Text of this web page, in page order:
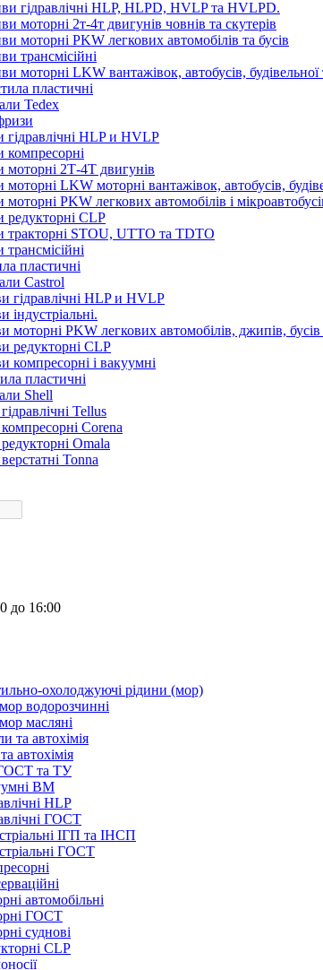
гідравлічні HLP, HLPD, HVLP та HVLPD.
моторні 2т-4т двигунів човнів та скутерів
моторні PKW легкових автомобілів та бусів
трансмісійні
моторні LKW вантажівок, автобусів, будівельної
пластичні
Tedex
гідравлічні HLP и HVLP
компресорні
моторні 2Т-4Т двигунів
LKW моторні вантажівок, автобусів,
PKW легкових автомобілів і
редукторні CLP
тракторні STOU, UTTO та TDTO
пластичні
Castrol
гідравлічні HLP и HVLP
індустріальні.
моторні PKW легкових автомобілів, джипів,
редукторні CLP
компресорні і вакуумні
пластичні
Shell
Tellus
Corena
Omala
Tonna
до 16:00
охолоджуючі рідини (мор)
водорозчинні
масляні
та автохімія
автохімія
та ТУ
ВМ
HLP
ГОСТ
ІГП та ІНСП
ГОСТ
автомобільні
ГОСТ
суднові
CLP